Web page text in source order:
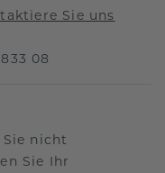
Sie uns
08
nicht
Sie Ihr